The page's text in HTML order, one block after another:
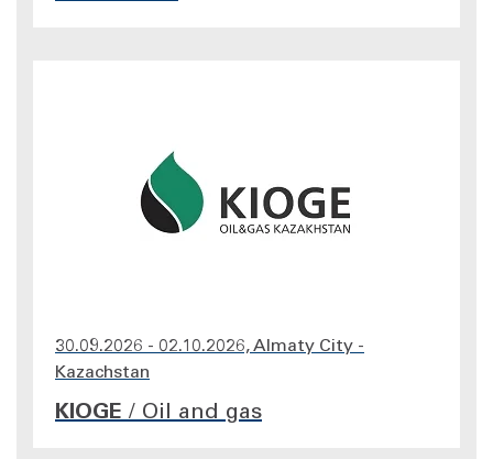
30.09.2026 - 02.10.2026, Almaty City -
Kazachstan
KIOGE / Oil and gas